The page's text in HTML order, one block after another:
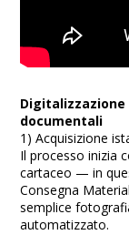
documentali
1) Acquisizione
Il processo inizia
cartaceo — in
Consegna
semplice
automatizzato.